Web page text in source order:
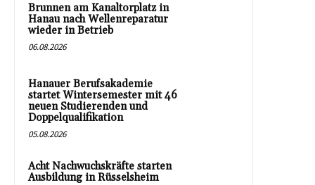
Brunnen am Kanaltorplatz in
Hanau nach Wellenreparatur
wieder in Betrieb
06.08.2026
Hanauer Berufsakademie
startet Wintersemester mit 46
neuen Studierenden und
Doppelqualifikation
05.08.2026
Acht Nachwuchskräfte starten
Ausbildung in Rüsselsheim